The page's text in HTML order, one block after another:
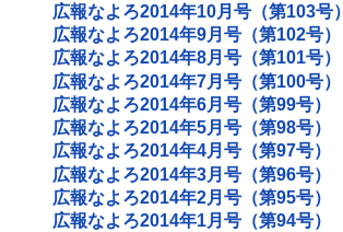
広報なよろ2014年10月号（第103号）
広報なよろ2014年9月号（第102号）
広報なよろ2014年8月号（第101号）
広報なよろ2014年7月号（第100号）
広報なよろ2014年6月号（第99号）
広報なよろ2014年5月号（第98号）
広報なよろ2014年4月号（第97号）
広報なよろ2014年3月号（第96号）
広報なよろ2014年2月号（第95号）
広報なよろ2014年1月号（第94号）